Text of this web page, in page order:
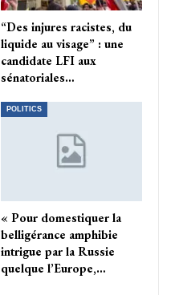
“Des injures racistes, du
liquide au visage” : une
candidate LFI aux
sénatoriales…
POLITICS
« Pour domestiquer la
belligérance amphibie
intrigue par la Russie
quelque l’Europe,…